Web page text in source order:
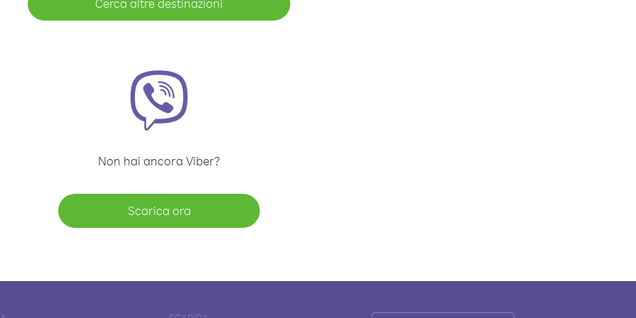
Cerca altre destinazioni
Non hai ancora Viber?
Scarica ora